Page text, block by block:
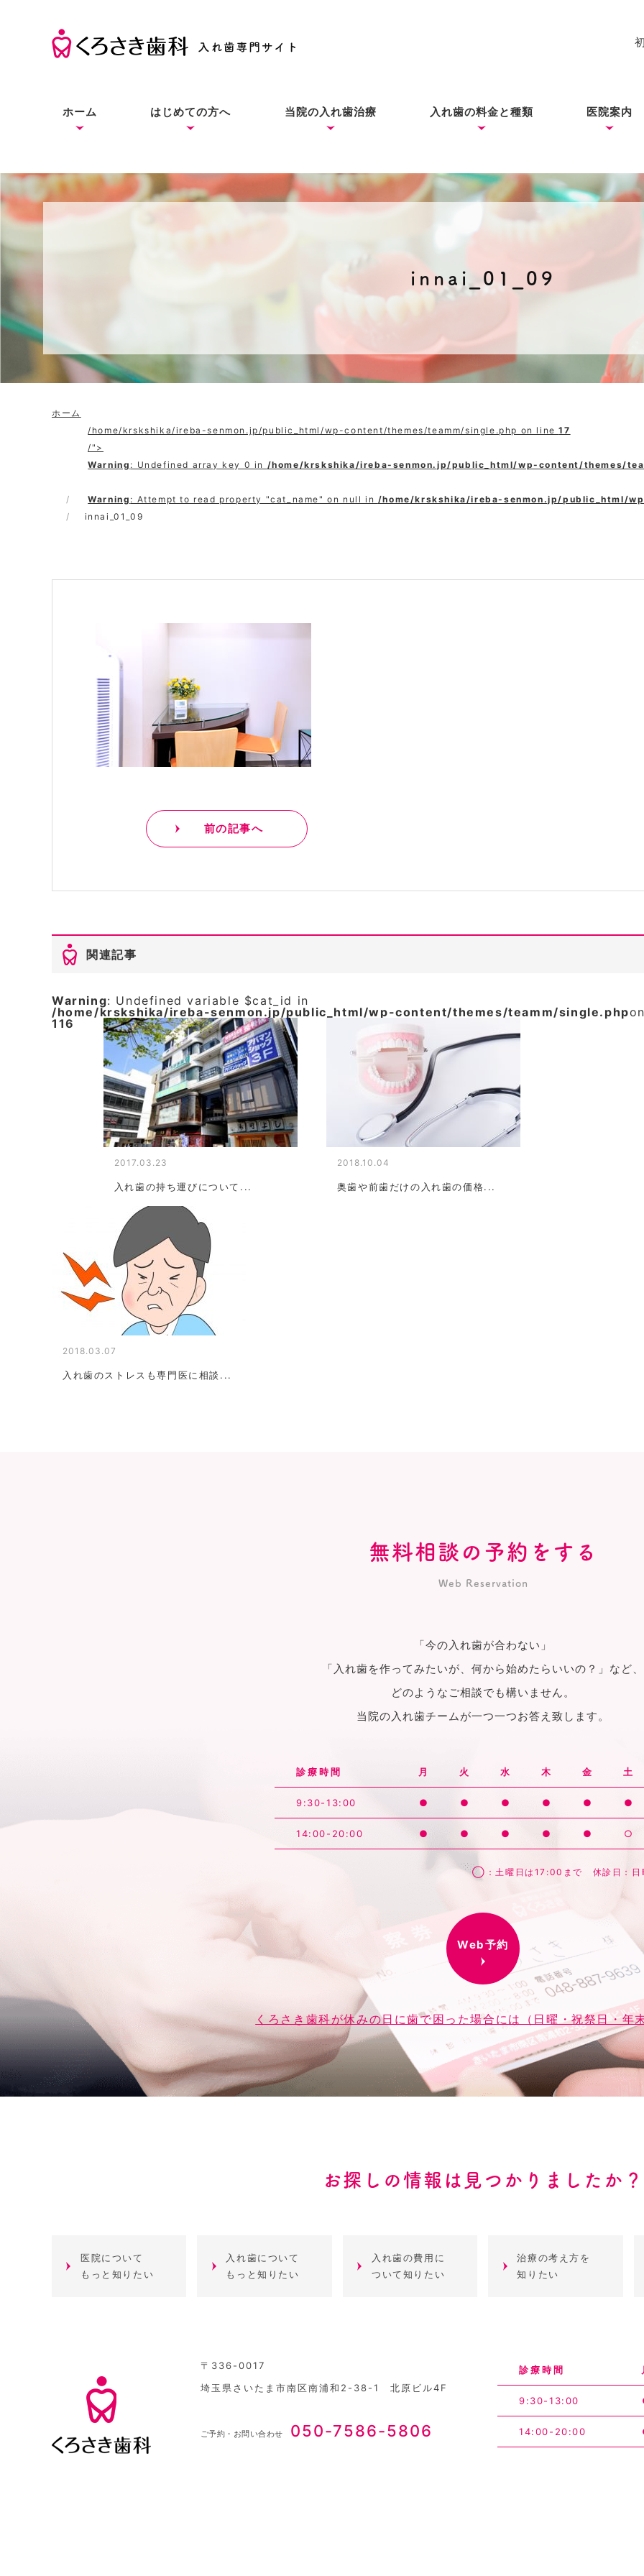
ホーム はじめての方へ 当院の入れ歯治療 入れ歯の料金と種類 医院案内
innai_01_09
ホーム
/home/krskshika/ireba-senmon.jp/public_html/wp-content/themes/teamm/single.php on line17
/">
Warning : Undefined array key 0 in /home/krskshika/ireba-senmon.jp/public_html/wp-content/themes/
Warning : Attempt to read property "cat_name" on null in /home/krskshika/ireba-senmon.jp/public_html/
innai_01_09
前の記事へ
関連記事
Warning: Undefined variable $cat_id in
/home/krskshika/ireba-senmon.jp/public_html/wp-content/themes/teamm/single.php
116
2017.03.23
入れ歯の持ち運びについて...
2018.10.04
奥歯や前歯だけの入れ歯の価格...
2018.03.07
入れ歯のストレスも専門医に相談...
無料相談の予約をする
Web Reservation
「今の入れ歯が合わない」
「入れ歯を作ってみたいが、何から始めたらいいの？」など、
どのようなご相談でも構いません。
当院の入れ歯チームが一つ一つお答え致します。
診療時間 月 火 水 木 金 土
9:30-13:00 ● ● ● ● ● ●
14:00-20:00 ● ● ● ● ● ○
◯：土曜日は17:00まで 休診日：日
Web予約
くろさき歯科が休みの日に歯で困った場合には（日曜・祝祭日・年
お探しの情報は見つかりましたか？
医院について
もっと知りたい
入れ歯について
もっと知りたい
入れ歯の費用に
ついて知りたい
治療の考え方を
知りたい
〒336-0017
埼玉県さいたま市南区南浦和2-38-1 北原ビル4F
ご予約・お問い合わせ 050-7586-5806
診療時間
9:30-13:00
14:00-20:00